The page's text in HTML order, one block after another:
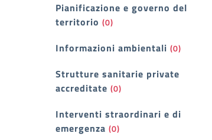
Pianificazione e governo del
territorio (0)
Informazioni ambientali (0)
Strutture sanitarie private
accreditate (0)
Interventi straordinari e di
emergenza (0)